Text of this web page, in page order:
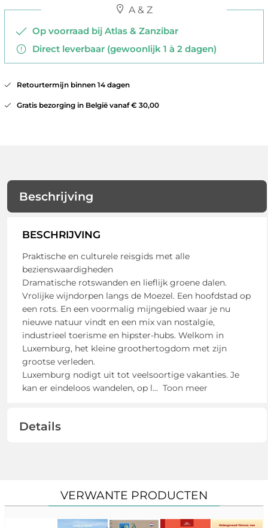
A & Z
Op voorraad bij Atlas & Zanzibar
Direct leverbaar (gewoonlijk 1 à 2 dagen)
Retourtermijn binnen 14 dagen
Gratis bezorging in België vanaf € 30,00
Beschrijving
BESCHRIJVING
Praktische en culturele reisgids met alle
bezienswaardigheden
Dramatische rotswanden en lieflijk groene dalen.
Vrolijke wijndorpen langs de Moezel. Een hoofdstad op
een rots. En een voormalig mijngebied waar je nu
nieuwe natuur vindt en een mix van nostalgie,
industrieel toerisme en hipster-hubs. Welkom in
Luxemburg, het kleine groothertogdom met zijn
grootse verleden.
Luxemburg nodigt uit tot veelsoortige vakanties. Je
kan er eindeloos wandelen, op l... Toon meer
Details
VERWANTE PRODUCTEN